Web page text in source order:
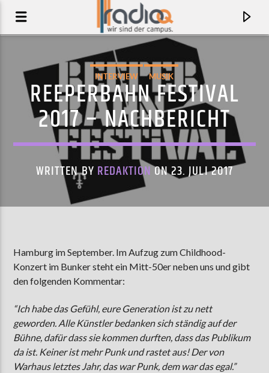
KASBAH
BLACKBERRIES
AKTUELLE SENDUNG
MOEBIUS
00:00 09:00
INTERVIEW MUSIK
REEPERBAHN FESTIVAL
2017 – NACHBERICHT
WRITTEN BY REDAKTIONON 23. JULI 2017
Hamburg im September. Im Aufzug zum Childhood-
Konzert im Bunker steht ein Mitt-50er neben uns und gibt
den folgenden Kommentar:
“Ich habe das Gefühl, eure Generation ist zu nett
geworden. Alle Künstler bedanken sich ständig auf der
Bühne, dafür dass sie kommen durften, dass das Publikum
da ist. Keiner ist mehr Punk und rastet aus! Der von
Warhaus letztes Jahr, das war Punk, dem war das egal.”